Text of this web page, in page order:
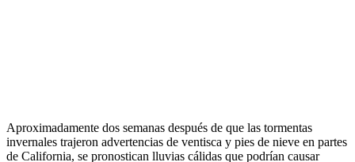
Aproximadamente dos semanas después de que las tormentas
invernales trajeron advertencias de ventisca y pies de nieve en partes
de California, se pronostican lluvias cálidas que podrían causar